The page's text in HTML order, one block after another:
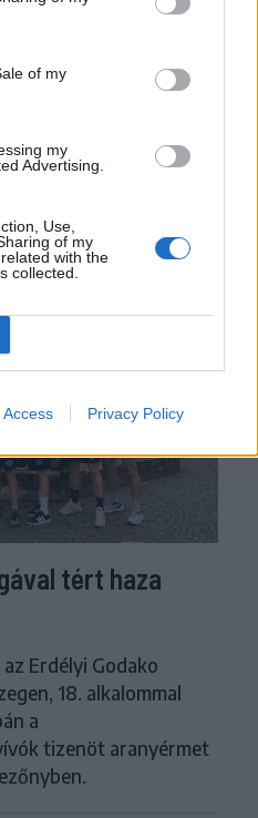
of my
my
Advertising.
Use,
of my
with the
collected.
Access Privacy Policy
nem lesz a lakossági
tért haza
Erdélyi Godako
18. alkalommal
a
tizenöt aranyérmet